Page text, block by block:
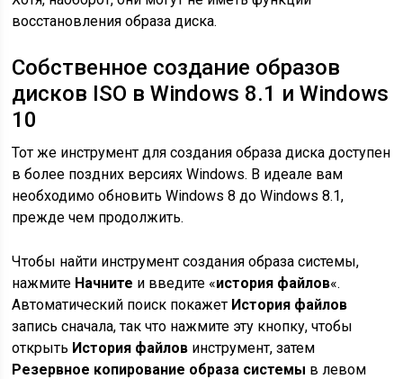
восстановления образа диска.
Собственное создание образов
дисков ISO в Windows 8.1 и Windows
10
Тот же инструмент для создания образа диска доступен
в более поздних версиях Windows. В идеале вам
необходимо обновить Windows 8 до Windows 8.1,
прежде чем продолжить.
Чтобы найти инструмент создания образа системы,
нажмите Начните и введите «история файлов«.
Автоматический поиск покажет История файлов
запись сначала, так что нажмите эту кнопку, чтобы
открыть История файлов инструмент, затем
Резервное копирование образа системы в левом